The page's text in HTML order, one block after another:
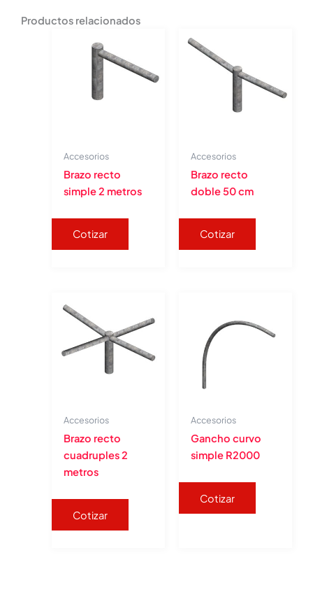
Productos relacionados
Accesorios
Brazo recto
simple 2 metros
Cotizar
Accesorios
Brazo recto
doble 50 cm
Cotizar
Accesorios
Brazo recto
cuadruples 2
metros
Cotizar
Accesorios
Gancho curvo
simple R2000
Cotizar